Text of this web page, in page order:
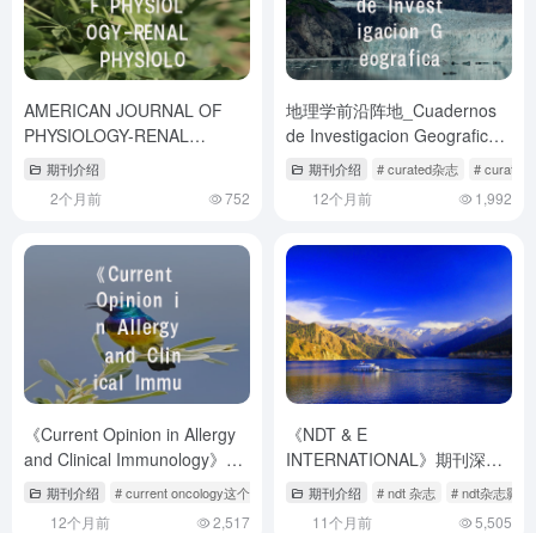
AMERICAN JOURNAL OF
PHYSIOLOGY-RENAL
PHYSIOLOGY投稿指
期刊介绍
2个月前 752
地理学前沿阵地_Cuadernos
de Investigacion Geografica
投稿全攻略
期刊介绍 # curated杂志 # curated
12个月前 1,992
《Current Opinion in Allergy
and Clinical Immunology》期
刊解读-临床研究者的投稿必修
期刊介绍 # current oncology这个杂志怎么样 # current opinion in oncology
12个月前 2,517
《NDT & E
INTERNATIONAL》期刊深度
解析与高效投稿指南
期刊介绍 # ndt 杂志 # ndt杂志影响
11个月前 5,505